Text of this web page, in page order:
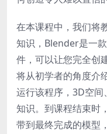
在本课程中，我们将
知识，Blender是一
件，可以让您完全创
将从初学者的角度介
运行该程序，3D空
知识。到课程结束时
带到最终完成的模型